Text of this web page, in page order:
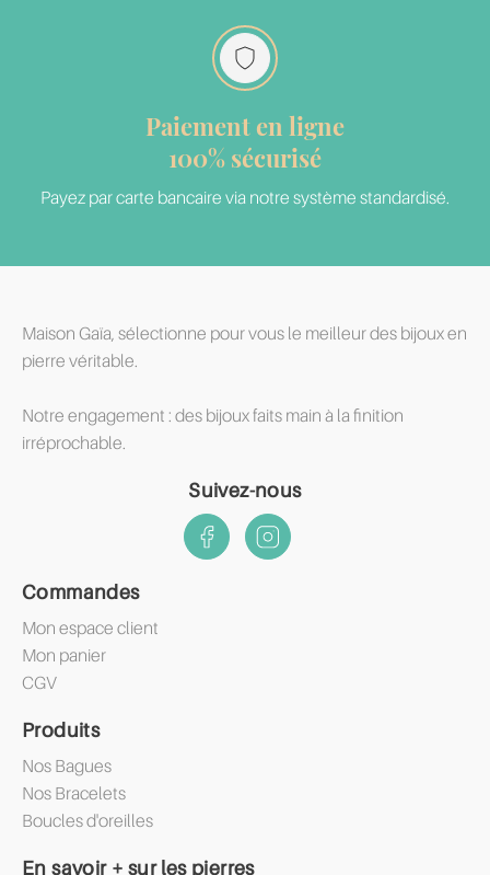
Paiement en ligne
100% sécurisé
Payez par carte bancaire via notre système standardisé.
Maison Gaïa, sélectionne pour vous le meilleur des bijoux en
pierre véritable.
Notre engagement : des bijoux faits main à la finition
irréprochable.
Commandes
Mon espace client
Mon panier
CGV
Produits
Nos Bagues
Nos Bracelets
Boucles d'oreilles
Suivez-nous
En savoir + sur les pierres